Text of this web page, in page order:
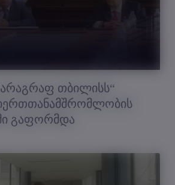
თბილისს“
გაფორმდა